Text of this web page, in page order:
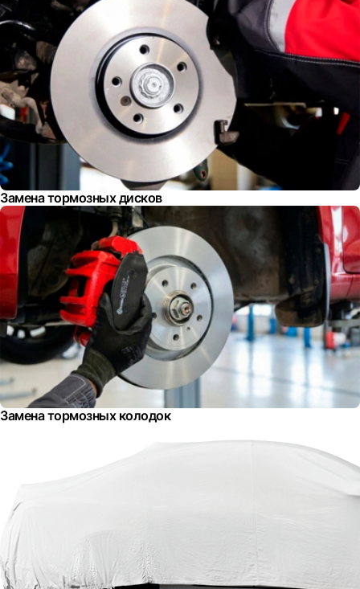
Замена тормозных дисков
Замена тормозных колодок